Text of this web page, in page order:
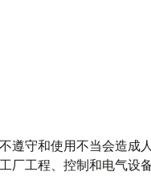
遵守和使用不当会造成人
厂工程、控制和电气设